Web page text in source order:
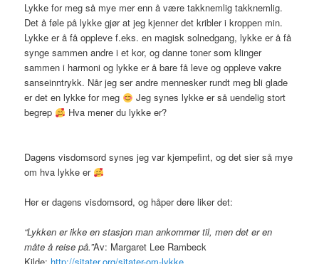
Lykke for meg så mye mer enn å være takknemlig takknemlig.
Det å føle på lykke gjør at jeg kjenner det kribler i kroppen min.
Lykke er å få oppleve f.eks. en magisk solnedgang, lykke er å få
synge sammen andre i et kor, og danne toner som klinger
sammen i harmoni og lykke er å bare få leve og oppleve vakre
sanseinntrykk. Når jeg ser andre mennesker rundt meg bli glade
er det en lykke for meg
Jeg synes lykke er så uendelig stort
begrep
Hva mener du lykke er?
Dagens visdomsord synes jeg var kjempefint, og det sier så mye
om hva lykke er
Her er dagens visdomsord, og håper dere liker det:
“Lykken er ikke en stasjon man ankommer til, men det er en
måte å reise på.”Av: Margaret Lee Rambeck